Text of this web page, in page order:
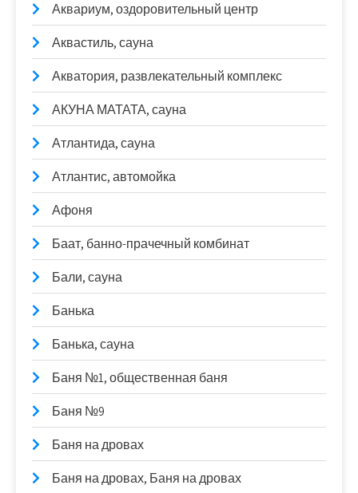
Аквариум, оздоровительный центр
Аквастиль, сауна
Акватория, развлекательный комплекс
АКУНА МАТАТА, сауна
Атлантида, сауна
Атлантис, автомойка
Афоня
Баат, банно-прачечный комбинат
Бали, сауна
Банька
Банька, сауна
Баня №1, общественная баня
Баня №9
Баня на дровах
Баня на дровах, Баня на дровах